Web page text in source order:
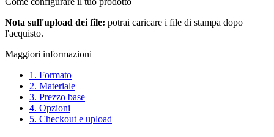
Nota sull'upload dei file: potrai caricare i file di stampa dopo
l'acquisto.
Maggiori informazioni
1. Formato
2. Materiale
3. Prezzo base
4. Opzioni
5. Checkout e upload